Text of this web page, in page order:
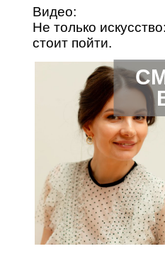
Видео:
Не только
стоит пойти.